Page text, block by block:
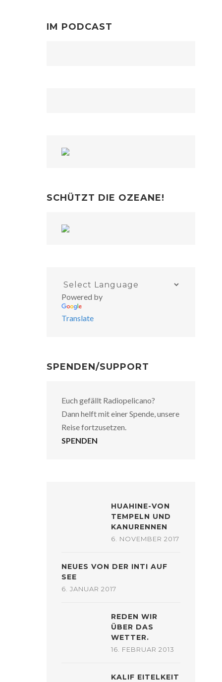
IM PODCAST
SCHÜTZT DIE OZEANE!
Powered by
Translate
SPENDEN/SUPPORT
Euch gefällt Radiopelicano?
Dann helft mit einer Spende, unsere
Reise fortzusetzen.
SPENDEN
HUAHINE-VON
TEMPELN UND
KANURENNEN
6. NOVEMBER 2017
NEUES VON DER INTI AUF
SEE
6. JANUAR 2017
REDEN WIR
ÜBER DAS
WETTER.
16. FEBRUAR 2013
KALIF EITELKEIT